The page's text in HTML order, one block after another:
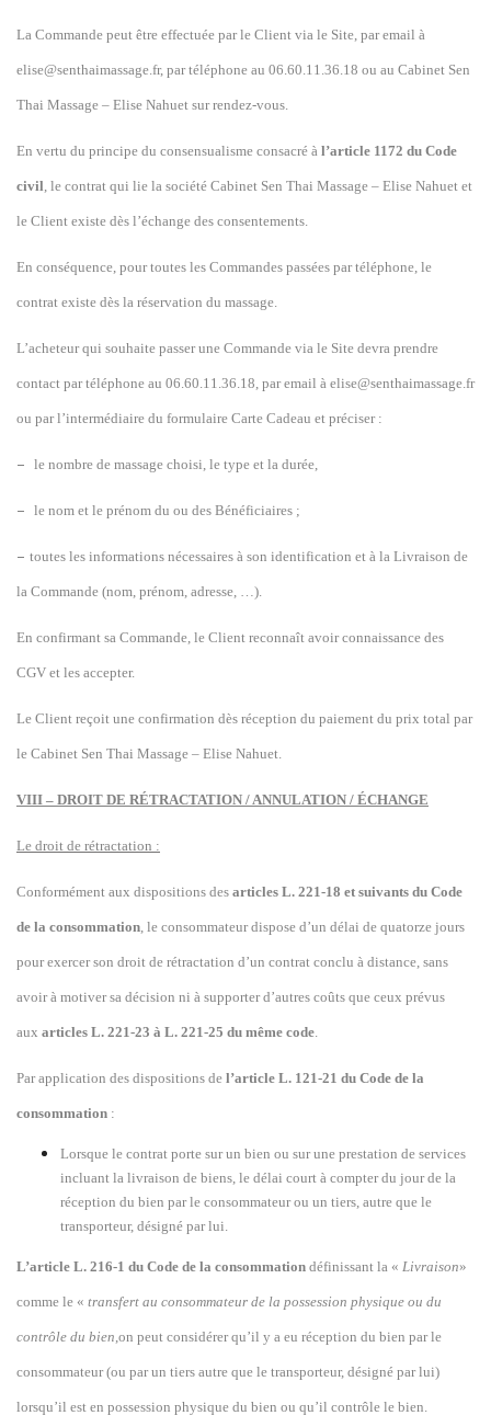
La Commande peut être effectuée par le Client via le Site, par email à
elise@senthaimassage.fr, par téléphone au 06.60.11.36.18 ou au Cabinet Sen
Thai Massage – Elise Nahuet sur rendez-vous.
En vertu du principe du consensualisme consacré à l’article 1172 du Code
civil, le contrat qui lie la société Cabinet Sen Thai Massage – Elise Nahuet et
le Client existe dès l’échange des consentements.
En conséquence, pour toutes les Commandes passées par téléphone, le
contrat existe dès la réservation du massage.
L’acheteur qui souhaite passer une Commande via le Site devra prendre
contact par téléphone au 06.60.11.36.18, par email à elise@senthaimassage.fr
ou par l’intermédiaire du formulaire Carte Cadeau et préciser :
– le nombre de massage choisi, le type et la durée,
– le nom et le prénom du ou des Bénéficiaires ;
– toutes les informations nécessaires à son identification et à la Livraison de
la Commande (nom, prénom, adresse, …).
En confirmant sa Commande, le Client reconnaît avoir connaissance des
CGV et les accepter.
Le Client reçoit une confirmation dès réception du paiement du prix total par
le Cabinet Sen Thai Massage – Elise Nahuet.
VIII – DROIT DE RÉTRACTATION / ANNULATION / ÉCHANGE
Le droit de rétractation :
Conformément aux dispositions des articles L. 221-18 et suivants du Code
de la consommation, le consommateur dispose d’un délai de quatorze jours
pour exercer son droit de rétractation d’un contrat conclu à distance, sans
avoir à motiver sa décision ni à supporter d’autres coûts que ceux prévus
aux articles L. 221-23 à L. 221-25 du même code.
Par application des dispositions de l’article L. 121-21 du Code de la
consommation :
Lorsque le contrat porte sur un bien ou sur une prestation de services
incluant la livraison de biens, le délai court à compter du jour de la
réception du bien par le consommateur ou un tiers, autre que le
transporteur, désigné par lui.
L’article L. 216-1 du Code de la consommation définissant la « Livraison»
comme le « transfert au consommateur de la possession physique ou du
contrôle du bien,on peut considérer qu’il y a eu réception du bien par le
consommateur (ou par un tiers autre que le transporteur, désigné par lui)
lorsqu’il est en possession physique du bien ou qu’il contrôle le bien.